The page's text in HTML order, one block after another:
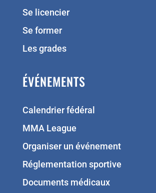
Se licencier
Se former
Les grades
ÉVÉNEMENTS
Calendrier fédéral
MMA League
Organiser un événement
Réglementation sportive
Documents médicaux